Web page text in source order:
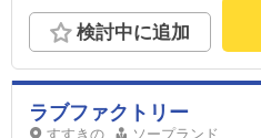
検討中に追加
ラブファクトリー
すすきの ソープランド